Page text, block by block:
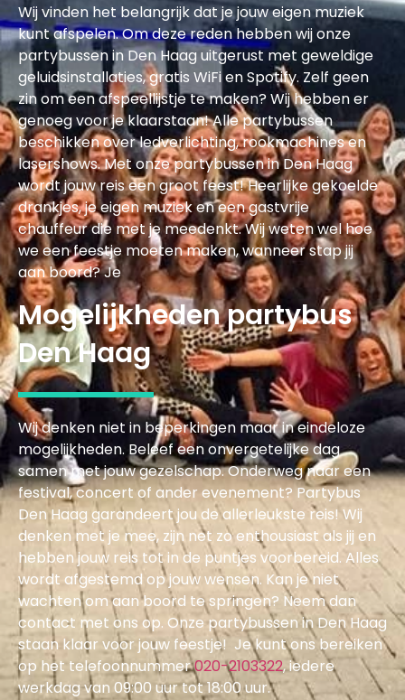
Wij vinden het belangrijk dat je jouw eigen muziek
kunt afspelen. Om deze reden hebben wij onze
partybussen in Den Haag uitgerust met geweldige
geluidsinstallaties, gratis WiFi en Spotify. Zelf geen
zin om een afspeellijstje te maken? Wij hebben er
genoeg voor je klaarstaan! Alle partybussen
beschikken over ledverlichting, rookmachines en
lasershows. Met onze partybussen in Den Haag
wordt jouw reis een groot feest! Heerlijke gekoelde
drankjes, je eigen muziek en een gastvrije
chauffeur die met je meedenkt. Wij weten wel hoe
we een feestje moeten maken, wanneer stap jij
aan boord? Je
Mogelijkheden partybus
Den Haag
Wij denken niet in beperkingen maar in eindeloze
mogelijkheden. Beleef een onvergetelijke dag
samen met jouw gezelschap. Onderweg naar een
festival, concert of ander evenement? Partybus
Den Haag garandeert jou de allerleukste reis! Wij
denken met je mee, zijn net zo enthousiast als jij en
hebben jouw reis tot in de puntjes voorbereid. Alles
wordt afgestemd op jouw wensen. Kan je niet
wachten om aan boord te springen? Neem dan
contact met ons op. Onze partybussen in Den Haag
staan klaar voor jouw feestje! Je kunt ons bereiken
op het telefoonnummer020-2103322, iedere
werkdag van 09:00 uur tot 18:00 uur.